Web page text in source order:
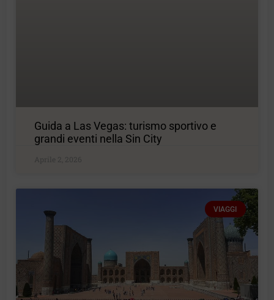
Guida a Las Vegas: turismo sportivo e
grandi eventi nella Sin City
Aprile 2, 2026
VIAGGI